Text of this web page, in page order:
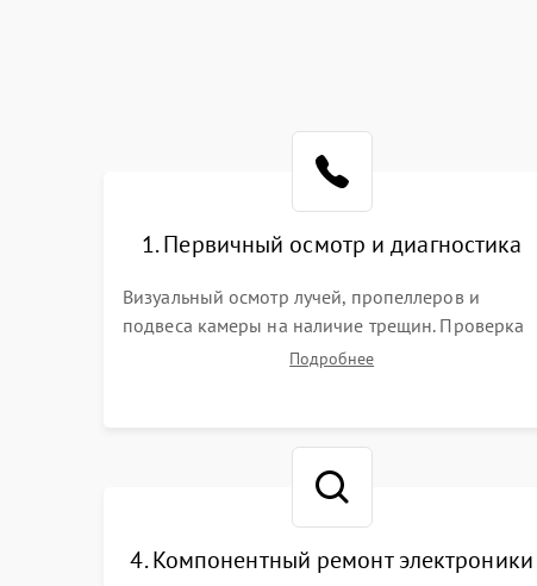
1. Первичный осмотр и диагностика
Визуальный осмотр лучей, пропеллеров и
подвеса камеры на наличие трещин. Проверка
включения, связи с пультом ДУ и передачи
Подробнее
4. Компонентный ремонт электроники